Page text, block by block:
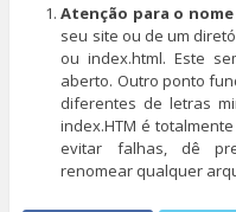
Atenção para o
seu site ou de um
ou index.html. Este
aberto. Outro ponto
diferentes de letras
index.HTM é
evitar falhas, dê
renomear qualquer